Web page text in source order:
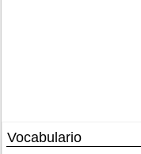
Vocabulario